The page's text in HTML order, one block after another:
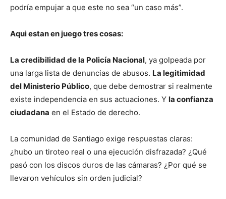
podría empujar a que este no sea “un caso más”.
Aqui estan en juego tres cosas:
La credibilidad de la Policía Nacional, ya golpeada por
una larga lista de denuncias de abusos. La legitimidad
del Ministerio Público, que debe demostrar si realmente
existe independencia en sus actuaciones. Y la confianza
ciudadana en el Estado de derecho.
La comunidad de Santiago exige respuestas claras:
¿hubo un tiroteo real o una ejecución disfrazada? ¿Qué
pasó con los discos duros de las cámaras? ¿Por qué se
llevaron vehículos sin orden judicial?